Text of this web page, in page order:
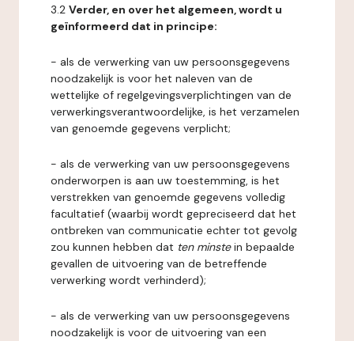
3.2 Verder, en over het algemeen, wordt u
geïnformeerd dat in principe:
- als de verwerking van uw persoonsgegevens
noodzakelijk is voor het naleven van de
wettelijke of regelgevingsverplichtingen van de
verwerkingsverantwoordelijke, is het verzamelen
van genoemde gegevens verplicht;
- als de verwerking van uw persoonsgegevens
onderworpen is aan uw toestemming, is het
verstrekken van genoemde gegevens volledig
facultatief (waarbij wordt gepreciseerd dat het
ontbreken van communicatie echter tot gevolg
zou kunnen hebben dat ten minstein bepaalde
gevallen de uitvoering van de betreffende
verwerking wordt verhinderd);
- als de verwerking van uw persoonsgegevens
noodzakelijk is voor de uitvoering van een